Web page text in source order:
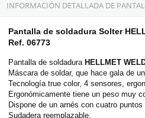
INFORMACIÓN DETALLADA DE
Pantalla de soldadura Solter
Ref. 06773
Pantalla de soldadura HELLMET
Máscara de soldar, que hace gala de
Tecnología true color, 4 sensores,
Ergonómicamente tiene un peso muy
Dispone de un arnés con cuatro
Sudadera reemplazable.